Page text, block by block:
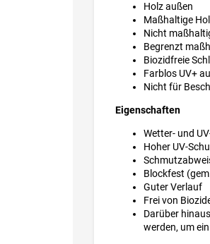
Holz außen
Maßhaltige
Nicht
Begrenzt
Biozidfreie
Farblos UV+
Nicht für
Eigenschaften
Wetter- und
Hoher UV-
Blockfest
Guter Verlauf
Frei von
Darüber
werden, um